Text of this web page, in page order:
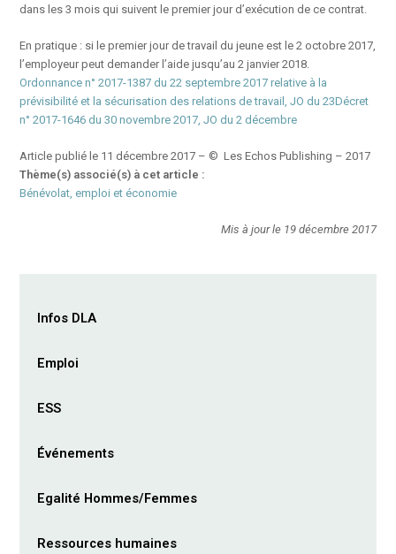
dans les 3 mois qui suivent le premier jour d’exécution de ce contrat.
En pratique : si le premier jour de travail du jeune est le 2 octobre 2017,
l’employeur peut demander l’aide jusqu’au 2 janvier 2018.
Ordonnance n° 2017-1387 du 22 septembre 2017 relative à la
prévisibilité et la sécurisation des relations de travail, JO du 23Décret
n° 2017-1646 du 30 novembre 2017, JO du 2 décembre
Article publié le 11 décembre 2017 – © Les Echos Publishing – 2017
Thème(s) associé(s) à cet article :
Bénévolat, emploi et économie
Mis à jour le 19 décembre 2017
Infos DLA
Emploi
ESS
Événements
Egalité Hommes/Femmes
Ressources humaines